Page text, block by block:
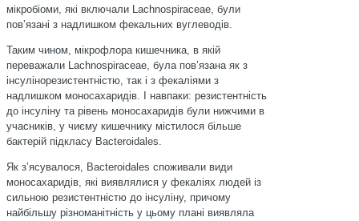
мікробіоми, які включали Lachnospiraceae, були
повʼязані з надлишком фекальних вуглеводів.
Таким чином, мікрофлора кишечника, в якій
переважали Lachnospiraceae, була повʼязана як з
інсулінорезистентністю, так і з фекаліями з
надлишком моносахаридів. І навпаки: резистентність
до інсуліну та рівень моносахаридів були нижчими в
учасників, у чиєму кишечнику містилося більше
бактерій підкласу Bacteroidales.
Як зʼясувалося, Bacteroidales споживали види
моносахаридів, які виявлялися у фекаліях людей із
сильною резистентністю до інсуліну, причому
найбільшу різноманітність у цьому плані виявляла